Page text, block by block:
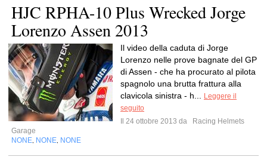
HJC RPHA-10 Plus Wrecked Jorge
Lorenzo Assen 2013
Il video della caduta di Jorge
Lorenzo nelle prove bagnate del GP
di Assen - che ha procurato al pilota
spagnolo una brutta frattura alla
clavicola sinistra - h...
Leggere il
seguito
Il 24 ottobre 2013 da
Racing Helmets
Garage
NONE NONE NONE